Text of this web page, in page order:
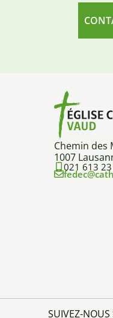
Chemin des
1007
021 613
SUIVEZ-NOUS